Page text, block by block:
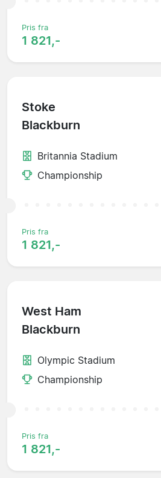
Pris fra
1 821,-
Stoke
Blackburn
Britannia Stadium
Championship
Pris fra
1 821,-
West Ham
Blackburn
Olympic Stadium
Championship
Pris fra
1 821,-